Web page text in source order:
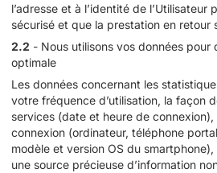
l’adresse et à l’identité de l’Utilisateur
sécurisé et que la prestation en retour
2.2 - Nous utilisons vos données
optimale
Les données concernant les
votre fréquence d’utilisation, la façon
services (date et heure de
connexion (ordinateur, téléphone
modèle et version OS du
une source précieuse d’information